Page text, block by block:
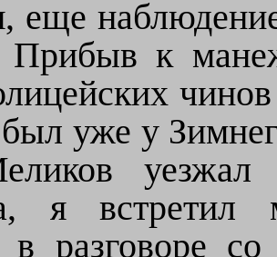
еще
Прибыв к
уже у
я встретил
в разговоре